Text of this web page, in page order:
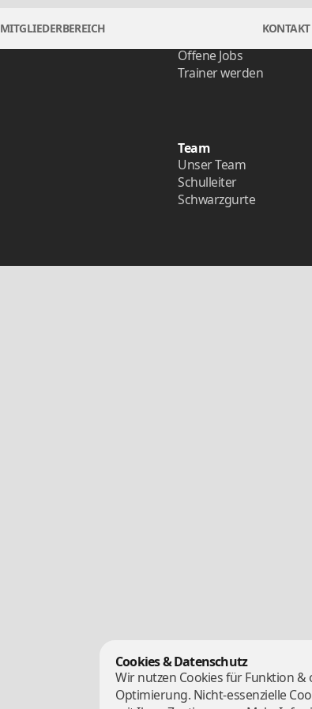
MITGLIEDERBEREICH KONTAKT
Offene Jobs
Trainer werden
Team
Unser Team
Schulleiter
Schwarzgurte
Cookies & Datenschutz
Wir nutzen Cookies für Funktion &
Optimierung. Nicht-essenzielle